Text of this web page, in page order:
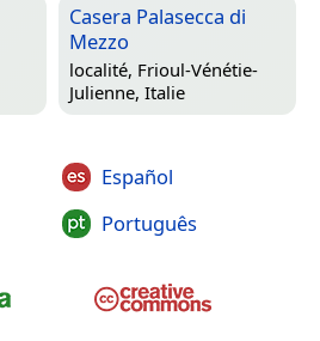
Casera Palasecca di
Mezzo
localité, Frioul-Vénétie-
Julienne, Italie
Español
Português